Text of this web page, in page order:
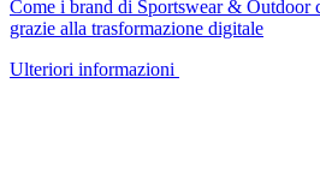
Come i brand di Sportswear & Outdoor
grazie alla trasformazione digitale
Ulteriori informazioni